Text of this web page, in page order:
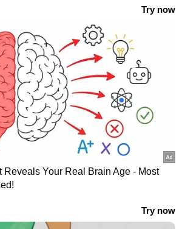
ലൈവ് കാണാം
പശുവിനെ
കറക്കുന്നതിനിടെ
ഗൃഹനാഥന് കുറുനരിയുടെ
കടിയേറ്റു; നാട്ടുകാർ
തെരഞ്ഞ് പിടിച്ച് കൊന്നു
വെള്ളമെടുക്കാൻ എന്ന